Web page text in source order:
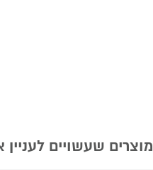
מוצרים שעשויים לעניין